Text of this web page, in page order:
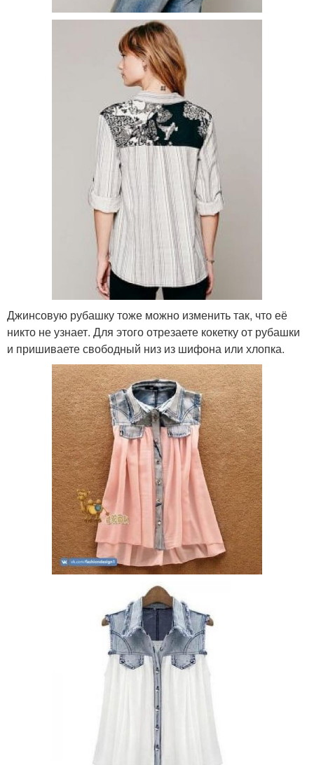
Джинсовую рубашку тоже можно изменить так, что её
никто не узнает. Для этого отрезаете кокетку от рубашки
и пришиваете свободный низ из шифона или хлопка.